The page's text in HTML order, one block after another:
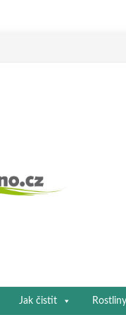
Jak čistit Rostliny